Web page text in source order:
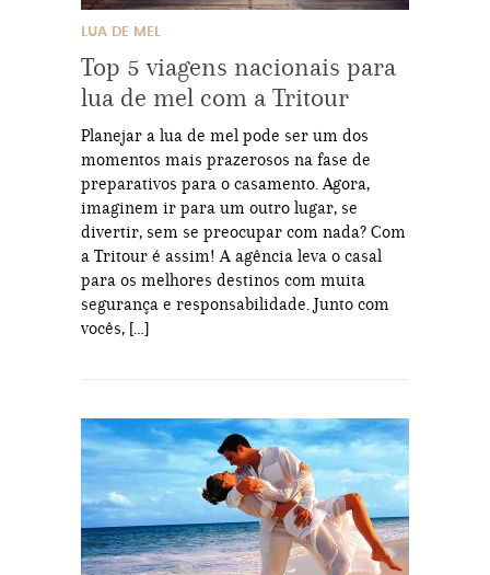
LUA DE MEL
Top 5 viagens nacionais para
lua de mel com a Tritour
Planejar a lua de mel pode ser um dos
momentos mais prazerosos na fase de
preparativos para o casamento. Agora,
imaginem ir para um outro lugar, se
divertir, sem se preocupar com nada? Com
a Tritour é assim! A agência leva o casal
para os melhores destinos com muita
segurança e responsabilidade. Junto com
vocês, […]